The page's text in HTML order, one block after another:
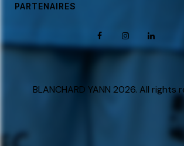
PARTENAIRES
BLANCHARD YANN 2026. All rights